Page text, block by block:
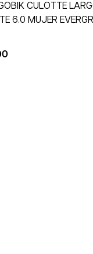
CULOTTE
6.0 MUJER